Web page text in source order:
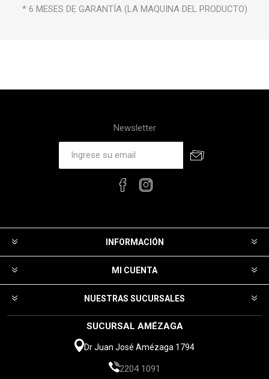
* 6 MESES DE GARANTÍA (LA MAQUINA DEL PRODUCTO)
Newsletter
INFORMACIÓN
MI CUENTA
NUESTRAS SUCURSALES
SUCURSAL AMÉZAGA
Dr Juan José Amézaga 1794
2204 1091